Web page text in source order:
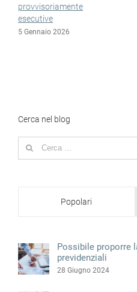
provvisoriamente
esecutive
5 Gennaio 2026
Cerca nel blog
Search
Popolari
Possibile proporre
previdenziali
28 Giugno 2024